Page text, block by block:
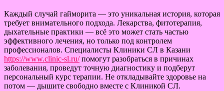
Каждый случай гайморита — это уникальная история, которая
требует внимательного подхода. Лекарства, фитотерапия,
дыхательные практики — всё это может стать частью
эффективного лечения, но только под контролем
профессионалов. Специалисты Клиники СЛ в Казани
https://www.clinic-sl.ru/помогут разобраться в причинах
заболевания, проведут точную диагностику и подберут
персональный курс терапии. Не откладывайте здоровье на
потом — дышите свободно вместе с Клиникой СЛ.